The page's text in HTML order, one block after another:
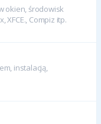
okien, środowisk
XFCE., Compiz itp.
instalacją,